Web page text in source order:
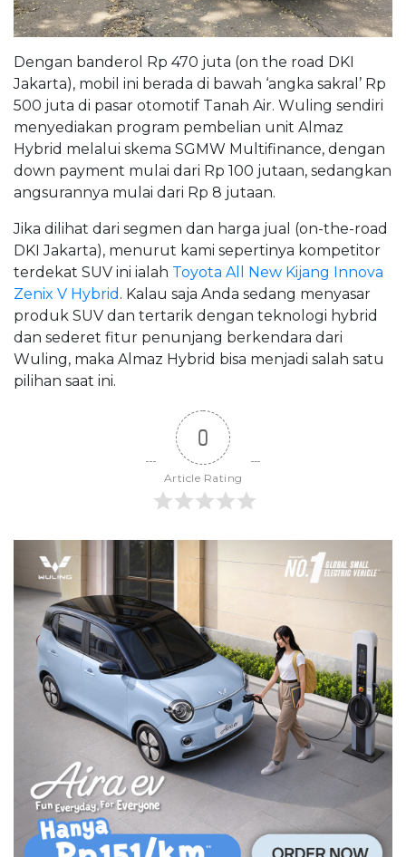
Dengan banderol Rp 470 juta (on the road DKI
Jakarta), mobil ini berada di bawah ‘angka sakral’ Rp
500 juta di pasar otomotif Tanah Air. Wuling sendiri
menyediakan program pembelian unit Almaz
Hybrid melalui skema SGMW Multifinance, dengan
down payment mulai dari Rp 100 jutaan, sedangkan
angsurannya mulai dari Rp 8 jutaan.
Jika dilihat dari segmen dan harga jual (on-the-road
DKI Jakarta), menurut kami sepertinya kompetitor
terdekat SUV ini ialah Toyota All New Kijang Innova
Zenix V Hybrid . Kalau saja Anda sedang menyasar
produk SUV dan tertarik dengan teknologi hybrid
dan sederet fitur penunjang berkendara dari
Wuling, maka Almaz Hybrid bisa menjadi salah satu
pilihan saat ini.
0
Article Rating